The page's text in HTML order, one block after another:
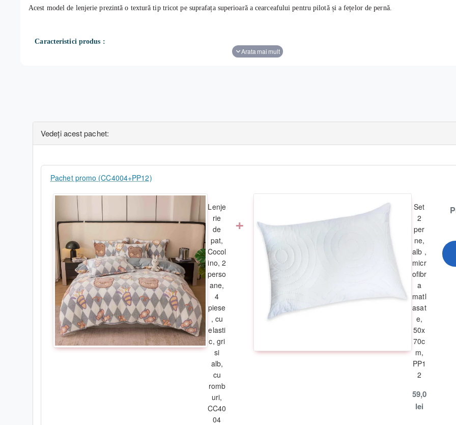
Vedeți acest pachet:
Pachet promo (CC4004+PP12)
Lenje
rie
de
pat,
Cocol
ino, 2
perso
ane,
4
piese
, cu
elasti
c, gri
si
alb,
cu
romb
uri,
CC40
04
+
Set
2
per
ne,
alb ,
micr
ofibr
a
matl
asat
e,
50x
70c
m,
PP1
2
59,0
lei
Acest model de lenjerie prezintă o textură tip tricot pe suprafața superioară a cearceafului pentru pilotă și a fețelor de pernă.
Caracteristici produs :
- cearceaf de pat cu elastic .
Caracteristici material :
- material obținut din bumbac 100%;
- confortabil, gros
- permite o bună circulație a aerului, lăsând piele să respire
- nu intră la apă .
Pachetul conține :
1bc cearceaf pilotă 200x230 cm;
1bc cearceaf de pat cu elastic 180x200 cm;
(+25cm înălțimea saltelei;dimensiune desfășurată 230x250cm